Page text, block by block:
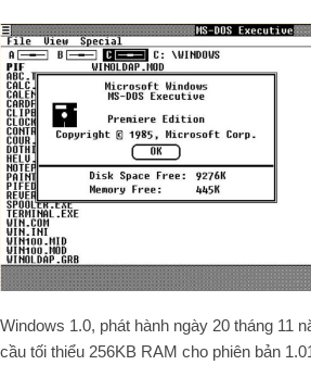
Windows 1.0, phát hành ngày 20 tháng 11
cầu tối thiểu 256KB RAM cho phiên bản